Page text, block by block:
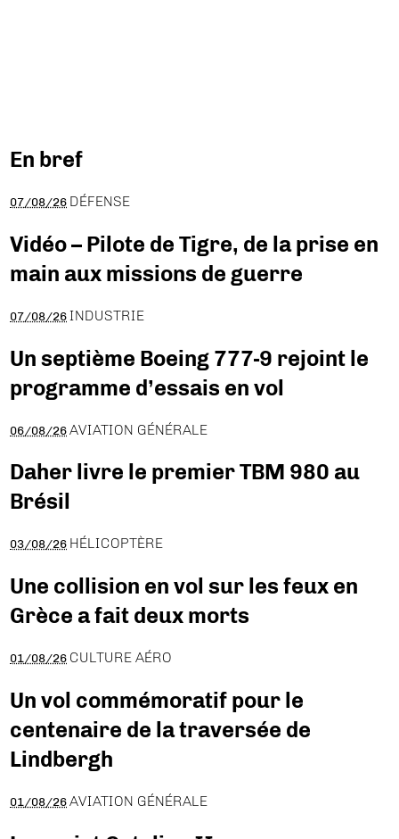
En bref
07/08/26 DÉFENSE
Vidéo – Pilote de Tigre, de la prise en
main aux missions de guerre
07/08/26 INDUSTRIE
Un septième Boeing 777-9 rejoint le
programme d’essais en vol
06/08/26 AVIATION GÉNÉRALE
Daher livre le premier TBM 980 au
Brésil
03/08/26 HÉLICOPTÈRE
Une collision en vol sur les feux en
Grèce a fait deux morts
01/08/26 CULTURE AÉRO
Un vol commémoratif pour le
centenaire de la traversée de
Lindbergh
01/08/26 AVIATION GÉNÉRALE